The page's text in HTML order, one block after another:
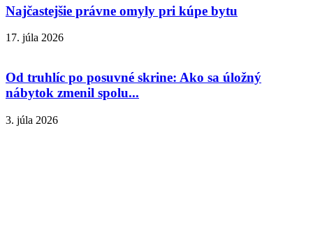
Najčastejšie právne omyly pri kúpe bytu
17. júla 2026
Od truhlíc po posuvné skrine: Ako sa úložný
nábytok zmenil spolu...
3. júla 2026